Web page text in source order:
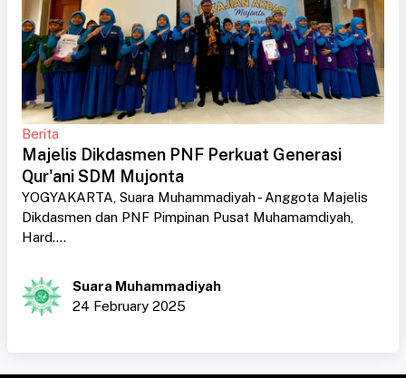
Berita
Majelis Dikdasmen PNF Perkuat Generasi
Qur'ani SDM Mujonta
YOGYAKARTA, Suara Muhammadiyah - Anggota Majelis
Dikdasmen dan PNF Pimpinan Pusat Muhamamdiyah,
Hard....
Suara Muhammadiyah
24 February 2025